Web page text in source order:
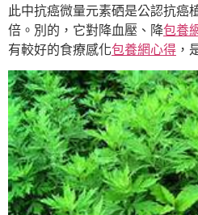
此中抗癌微量元素硒是公認抗癌
倍。別的，它對降血壓、降包養
有較好的食療感化包養網心得 ，